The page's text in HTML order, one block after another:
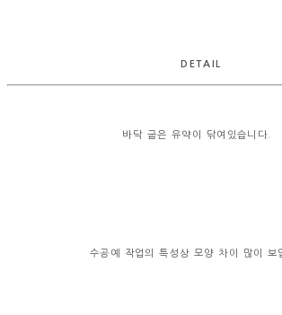
DETAIL
바닥 굽은 유약이 닦여있습니다.
수공예 작업의 특성상 모양 차이 많이 보